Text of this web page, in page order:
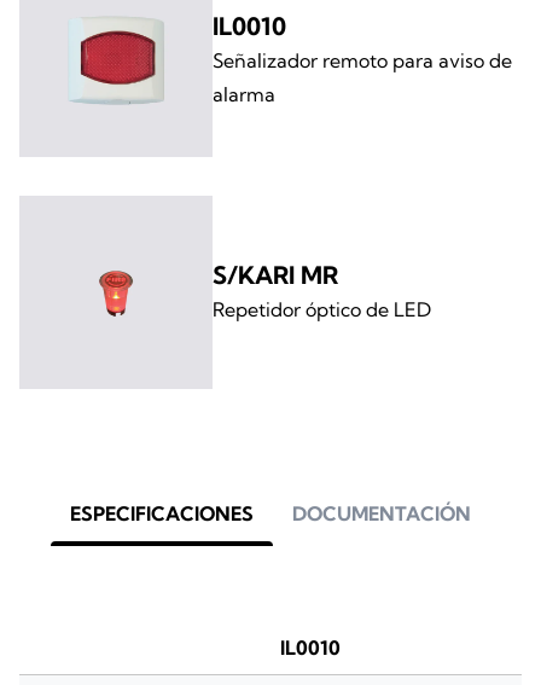
IL0010
Señalizador remoto para aviso de
alarma
S/KARI MR
Repetidor óptico de LED
ESPECIFICACIONES DOCUMENTACIÓN
IL0010